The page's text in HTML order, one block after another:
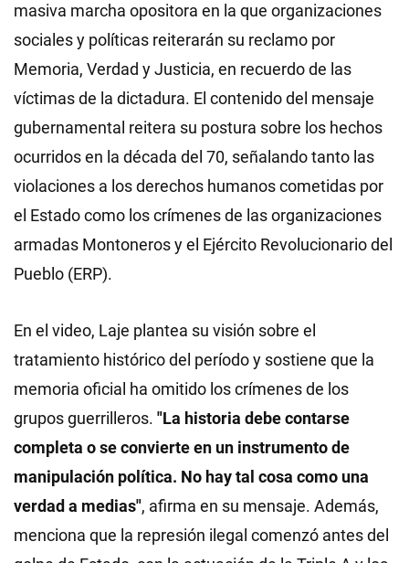
masiva marcha opositora en la que organizaciones
sociales y políticas reiterarán su reclamo por
Memoria, Verdad y Justicia, en recuerdo de las
víctimas de la dictadura. El contenido del mensaje
gubernamental reitera su postura sobre los hechos
ocurridos en la década del 70, señalando tanto las
violaciones a los derechos humanos cometidas por
el Estado como los crímenes de las organizaciones
armadas Montoneros y el Ejército Revolucionario del
Pueblo (ERP).
En el video, Laje plantea su visión sobre el
tratamiento histórico del período y sostiene que la
memoria oficial ha omitido los crímenes de los
grupos guerrilleros. "La historia debe contarse
completa o se convierte en un instrumento de
manipulación política. No hay tal cosa como una
verdad a medias", afirma en su mensaje. Además,
menciona que la represión ilegal comenzó antes del